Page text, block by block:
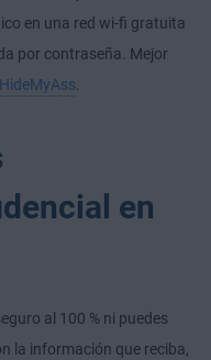
en una red wi-fi gratuita
por contraseña. Mejor
HideMyAss
en
al 100 % ni puedes
la información que reciba,